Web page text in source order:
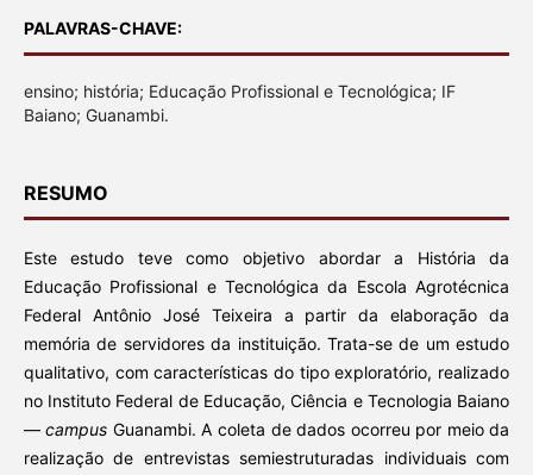
PALAVRAS-CHAVE:
ensino; história; Educação Profissional e Tecnológica; IF
Baiano; Guanambi.
RESUMO
Este estudo teve como objetivo abordar a História da
Educação Profissional e Tecnológica da Escola Agrotécnica
Federal Antônio José Teixeira a partir da elaboração da
memória de servidores da instituição. Trata-se de um estudo
qualitativo, com características do tipo exploratório, realizado
no Instituto Federal de Educação, Ciência e Tecnologia Baiano
—campus Guanambi. A coleta de dados ocorreu por meio da
realização de entrevistas semiestruturadas individuais com